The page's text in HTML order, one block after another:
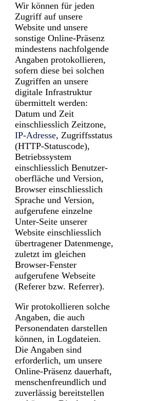
Wir können für jeden
Zugriff auf unsere
Website und unsere
sonstige Online-Präsenz
mindestens nachfolgende
Angaben protokollieren,
sofern diese bei solchen
Zugriffen an unsere
digitale Infrastruktur
übermittelt werden:
Datum und Zeit
einschliesslich Zeitzone,
IP-Adresse, Zugriffsstatus
(HTTP-Statuscode),
Betriebs­system
einschliesslich Benutzer­
oberfläche und Version,
Browser einschliesslich
Sprache und Version,
aufgerufene einzelne
Unter-Seite unserer
Website einschliesslich
übertragener Daten­menge,
zuletzt im gleichen
Browser-Fenster
aufgerufene Webseite
(Referer bzw. Referrer).
Wir protokollieren solche
Angaben, die auch
Personendaten darstellen
können, in Log­dateien.
Die Angaben sind
erforderlich, um unsere
Online-Präsenz dauerhaft,
menschen­freundlich und
zuverlässig bereitstellen